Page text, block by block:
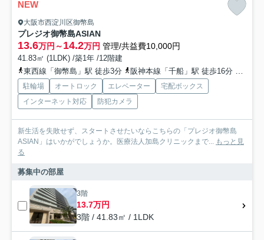
NEW
大阪市西淀川区御幣島
プレジオ御幣島ASIAN
13.6万円～14.2万円 管理/共益費10,000円
41.83㎡ (1LDK) /築1年 /12階建
東西線「御幣島」駅 徒歩3分
阪神本線「千船」駅 徒歩16分 阪神
駐輪場 オートロック エレベーター
宅配ボックス
インターネット対応
防犯カメラ
新生活を失敗せず、スタートさせたいならこちらの「プレジオ御幣島
ASIAN」はいかがでしょうか。医療法人加島クリニックまで... もっと見
る
募集中の部屋
3階
13.7万円
3階 / 41.83㎡ / 1LDK